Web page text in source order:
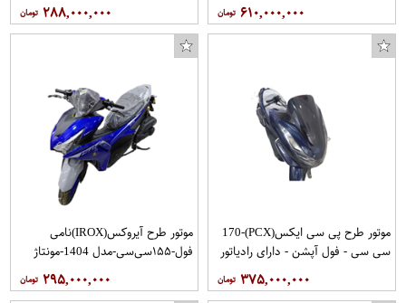
۶۱۰,۰۰۰,۰۰۰ ۲۸۸,۰۰۰,۰۰۰
موتور طرح پی سی ایکس(PCX)-170
سی سی - فول آپشن - دارای رادیاتور
آب ، دارای سیستم ترمز ABS -مدل
۱۴۰۴
۳۷۵,۰۰۰,۰۰۰
موتور طرح آیروکس(IROX)نامی
فول-۱۵۵سی‌سی-مدل 1404-مونتاژ
شرکت چابک رو البرز-دارای آیدیلینگ
استارت-دارای رادیاتو آب۲۹۵,۰۰۰,۰۰۰